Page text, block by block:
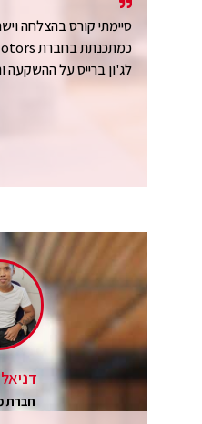
סיימתי קורס בהצלחה
לג'ון ברייס על ההשקעה
דניאל
חברת